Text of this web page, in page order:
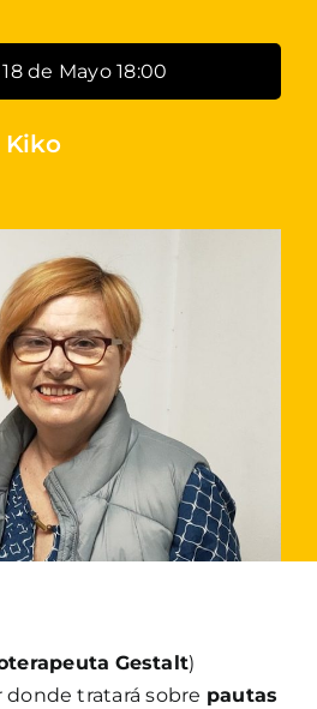
de Mayo 18:00
Kiko
Gestalt)
tratará sobre pautas